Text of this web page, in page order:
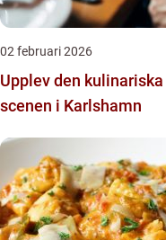
02 februari 2026
Upplev den kulinariska
scenen i Karlshamn